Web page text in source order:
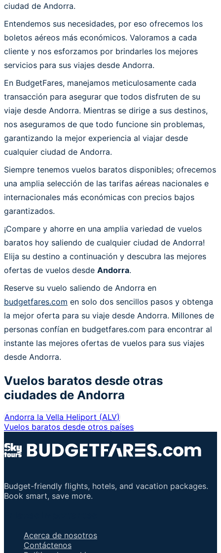
ciudad de Andorra.
Entendemos sus necesidades, por eso ofrecemos los
boletos aéreos más económicos. Valoramos a cada
cliente y nos esforzamos por brindarles los mejores
servicios para sus viajes desde Andorra.
En BudgetFares, manejamos meticulosamente cada
transacción para asegurar que todos disfruten de su
viaje desde Andorra. Mientras se dirige a sus destinos,
nos aseguramos de que todo funcione sin problemas,
garantizando la mejor experiencia al viajar desde
cualquier ciudad de Andorra.
Siempre tenemos vuelos baratos disponibles; ofrecemos
una amplia selección de las tarifas aéreas nacionales e
internacionales más económicas con precios bajos
garantizados.
¡Compare y ahorre en una amplia variedad de vuelos
baratos hoy saliendo de cualquier ciudad de Andorra!
Elija su destino a continuación y descubra las mejores
ofertas de vuelos desde Andorra.
Reserve su vuelo saliendo de Andorra en
budgetfares.com en solo dos sencillos pasos y obtenga
la mejor oferta para su viaje desde Andorra. Millones de
personas confían en budgetfares.com para encontrar al
instante las mejores ofertas de vuelos para sus viajes
desde Andorra.
Vuelos baratos desde otras
ciudades de Andorra
Andorra la Vella Heliport (ALV)
Vuelos baratos desde otros países
Budget-friendly flights, hotels, and vacation packages.
Book smart, save more.
Acerca de nosotros
Contáctenos